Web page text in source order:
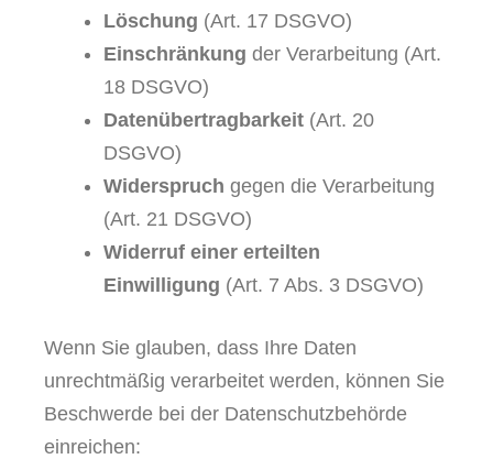
Löschung (Art. 17 DSGVO)
Einschränkung der Verarbeitung (Art.
18 DSGVO)
Datenübertragbarkeit (Art. 20
DSGVO)
Widerspruch gegen die Verarbeitung
(Art. 21 DSGVO)
Widerruf einer erteilten
Einwilligung (Art. 7 Abs. 3 DSGVO)
Wenn Sie glauben, dass Ihre Daten
unrechtmäßig verarbeitet werden, können Sie
Beschwerde bei der Datenschutzbehörde
einreichen: